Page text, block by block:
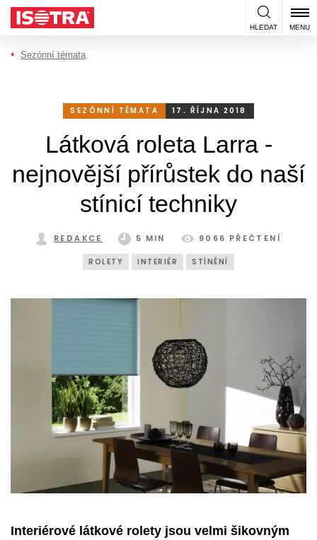
Přeskočit na obsah
HLEDAT MENU
Sezónní témata
SEZÓNNÍ TÉMATA 17. ŘÍJNA 2018
Látková roleta Larra -
nejnovější přírůstek do naší
stínicí techniky
REDAKCE 5 MIN 9066 PŘEČTENÍ
ROLETY INTERIÉR STÍNĚNÍ
Interiérové látkové rolety jsou velmi šikovným